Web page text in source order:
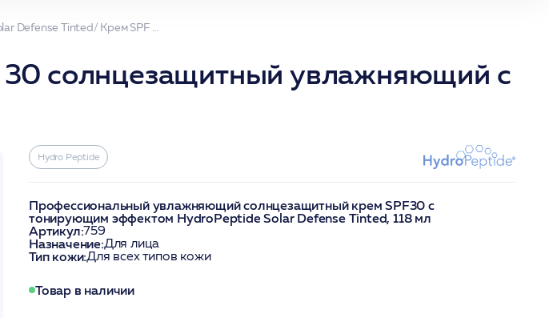
солнцезащитный увлажняющий с
Hydro Peptide
Профессиональный увлажняющий солнцезащитный крем SPF30 с
тонирующим эффектом HydroPeptide Solar Defense Tinted, 118 мл
Артикул:759
Назначение:Для лица
Тип кожи:Для всех типов кожи
Товар в наличии